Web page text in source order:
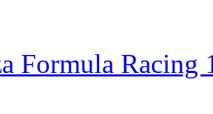
Formula